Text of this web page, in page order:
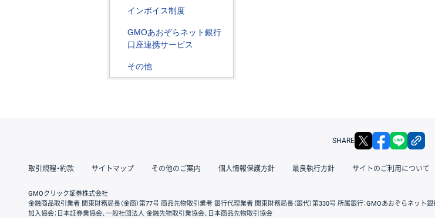
インボイス制度
GMOあおぞらネット銀行
口座連携サービス
その他
SHARE X
取引規程・約款 サイトマップ その他のご案内 個人情報保護方針 最良執行方針 サイトのご利用について
GMOクリック証券株式会社
金融商品取引業者 関東財務局長（金商）第77号 商品先物取引業者 銀行代理業者 関東財務局長（銀代）第330号 所属銀行：GMOあおぞらネット
加入協会：日本証券業協会、一般社団法人 金融先物取引業協会、日本商品先物取引協会